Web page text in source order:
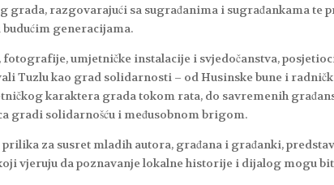
grada, razgovarajući sa sugrađanima i sugrađankama te
generacijama.
fotografije, umjetničke instalacije i svjedočanstva,
Tuzlu kao grad solidarnosti – od Husinske bune i
karaktera grada tokom rata, do savremenih
gradi solidarnošću i međusobnom brigom.
prilika za susret mladih autora, građana i građanki,
vjeruju da poznavanje lokalne historije i dijalog mogu